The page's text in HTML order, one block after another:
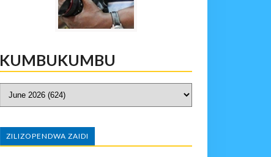
KUMBUKUMBU
ZILIZOPENDWA ZAIDI